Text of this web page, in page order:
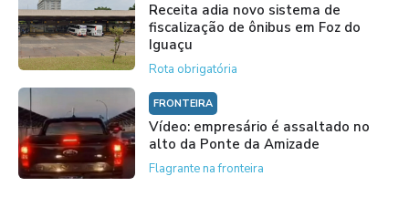
Receita adia novo sistema de
fiscalização de ônibus em Foz do
Iguaçu
Rota obrigatória
FRONTEIRA
Vídeo: empresário é assaltado no
alto da Ponte da Amizade
Flagrante na fronteira